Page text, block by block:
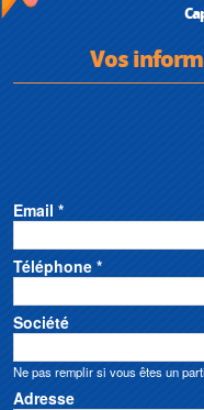
Vos
Email *
Téléphone *
Société
Ne pas remplir si vous êtes un
Adresse